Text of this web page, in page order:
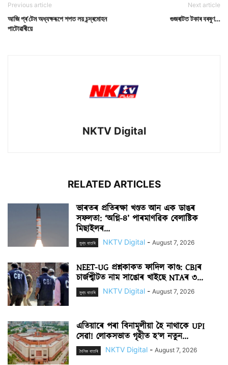
Previous article
আজি প্ৰ’টেম অধ্যক্ষৰূপে শপত লয় চন্দ্ৰমোহন
পাটোৱাৰীয়ে
Next article
গুজৰাটত টকাৰ বৰষুণ…
NKTV Digital
RELATED ARTICLES
ভাৰতৰ প্ৰতিৰক্ষা খণ্ডত আন এক ডাঙৰ
সফলতা: ‘অগ্নি-৪’ পাৰমাণৱিক বেলাষ্টিক
মিছাইলৰ...
মুখ্য বাতৰি NKTV Digital - August 7, 2026
NEET-UG প্ৰশ্নকাকত ফাদিল কাণ্ড: CBIৰ
চাৰ্জশ্বীটত নাম সাঙোৰ খাইছে NTAৰ ৩...
মুখ্য বাতৰি NKTV Digital - August 7, 2026
এতিয়াৰে পৰা বিনামূলীয়া হৈ নাথাকে UPI
সেৱা! লোকসভাত গৃহীত হ’ল নতুন...
দৈনিক বাতৰি NKTV Digital - August 7, 2026